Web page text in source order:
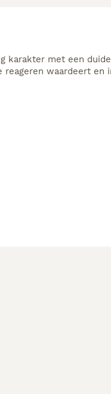
karakter met een
waardeert en